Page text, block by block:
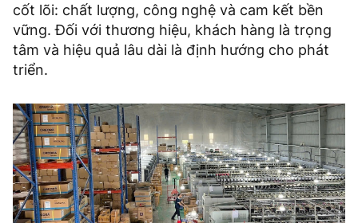
cốt lõi: chất lượng, công nghệ và cam kết bền
vững. Đối với thương hiệu, khách hàng là trọng
tâm và hiệu quả lâu dài là định hướng cho phát
triển.